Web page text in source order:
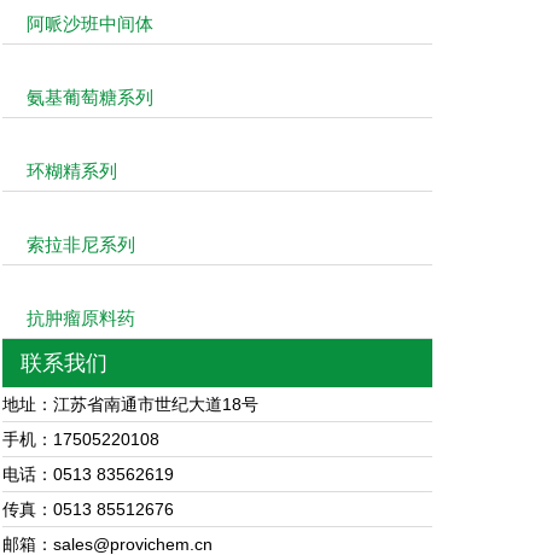
阿哌沙班中间体
氨基葡萄糖系列
环糊精系列
索拉非尼系列
抗肿瘤原料药
联系我们
地址：江苏省南通市世纪大道18号
手机：17505220108
电话：0513 83562619
传真：0513 85512676
邮箱：sales@provichem.cn